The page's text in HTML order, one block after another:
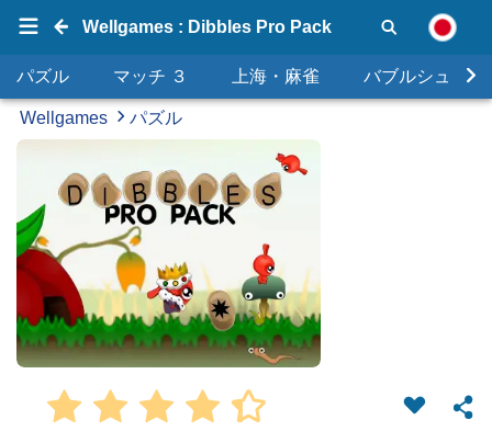
Wellgames : Dibbles Pro Pack
パズル マッチ ３ 上海・麻雀 バブルシュータ
Wellgames パズル